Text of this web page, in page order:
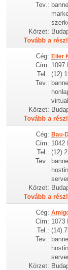
Tev.:
Körzet:
Tovább a
Cég: Eiler
Cím: 1097
Tel.: (12)
Tev.:
Körzet:
Tovább a
Cég: Bau-
Cím: 1042
Tel.: (12)
Tev.:
Körzet:
Tovább a
Cég:
Cím: 1073
Tel.: (14)
Tev.:
Körzet: